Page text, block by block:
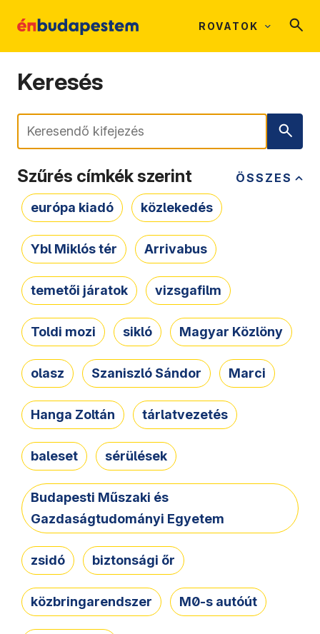
ROVATOK
Keresés
Keresés
ÖSSZES
Szűrés címkék szerint
európa kiadó közlekedés
Ybl Miklós tér Arrivabus
temetői járatok vizsgafilm
Toldi mozi sikló Magyar Közlöny
olasz Szaniszló Sándor Marci
Hanga Zoltán tárlatvezetés
baleset sérülések
Budapesti Műszaki és
Gazdaságtudományi Egyetem
zsidó biztonsági őr
közbringarendszer M0-s autóút